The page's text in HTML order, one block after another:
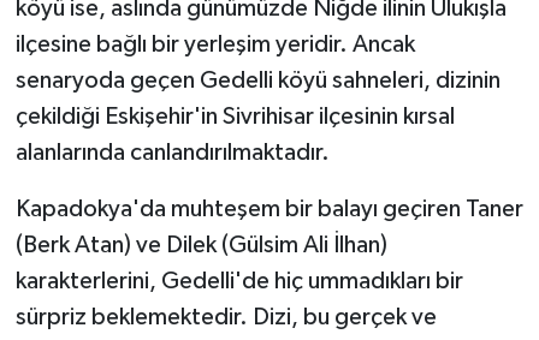
köyü ise, aslında günümüzde Niğde ilinin Ulukışla
ilçesine bağlı bir yerleşim yeridir. Ancak
senaryoda geçen Gedelli köyü sahneleri, dizinin
çekildiği Eskişehir'in Sivrihisar ilçesinin kırsal
alanlarında canlandırılmaktadır.
Kapadokya'da muhteşem bir balayı geçiren Taner
(Berk Atan) ve Dilek (Gülsim Ali İlhan)
karakterlerini, Gedelli'de hiç ummadıkları bir
sürpriz beklemektedir. Dizi, bu gerçek ve